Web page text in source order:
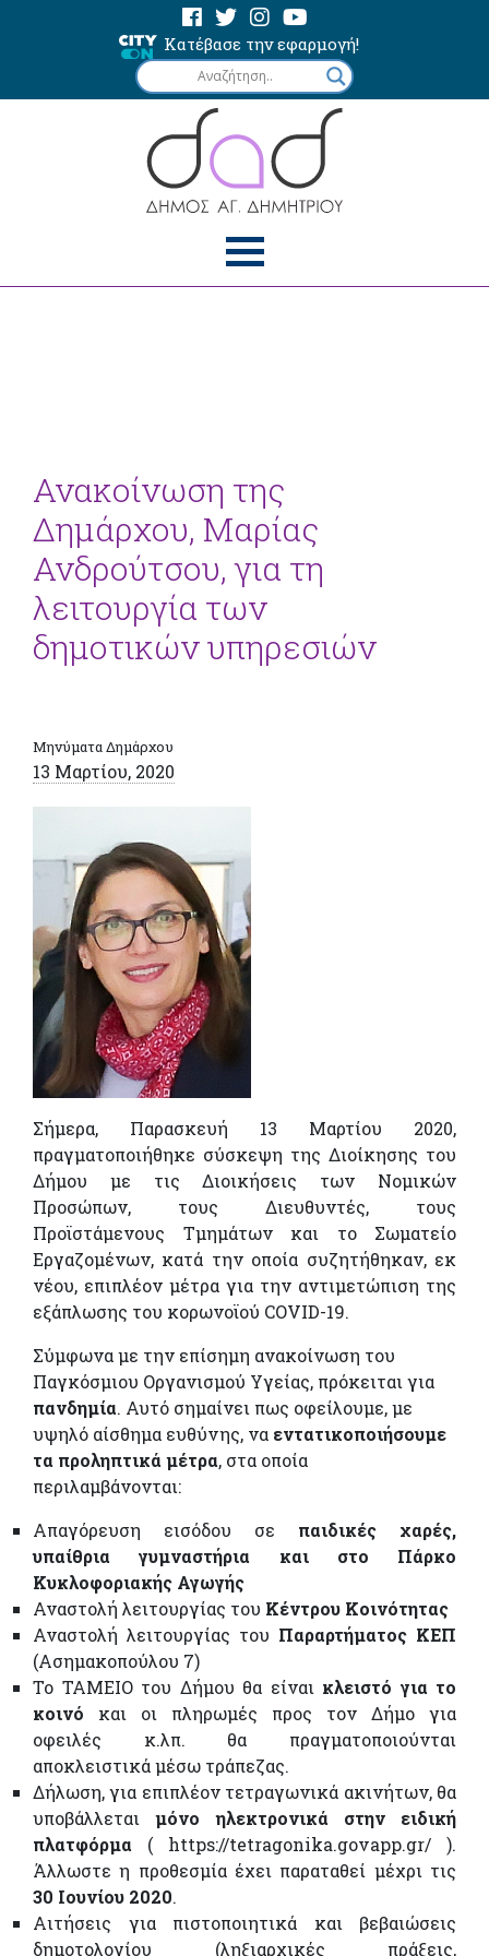
Κατέβασε την εφαρμογή!
Ανακοίνωση της
Δημάρχου, Μαρίας
Ανδρούτσου, για τη
λειτουργία των
δημοτικών υπηρεσιών
Μηνύματα Δημάρχου
13 Μαρτίου, 2020
Σήμερα, Παρασκευή 13 Μαρτίου 2020,
πραγματοποιήθηκε σύσκεψη της Διοίκησης του
Δήμου με τις Διοικήσεις των Νομικών
Προσώπων, τους Διευθυντές, τους
Προϊστάμενους Τμημάτων και το Σωματείο
Εργαζομένων, κατά την οποία συζητήθηκαν, εκ
νέου, επιπλέον μέτρα για την αντιμετώπιση της
εξάπλωσης του κορωνοϊού COVID-19.
Σύμφωνα με την επίσημη ανακοίνωση του
Παγκόσμιου Οργανισμού Υγείας, πρόκειται για
πανδημία. Αυτό σημαίνει πως οφείλουμε, με
υψηλό αίσθημα ευθύνης, να εντατικοποιήσουμε
τα προληπτικά μέτρα, στα οποία
περιλαμβάνονται:
Απαγόρευση εισόδου σε παιδικές χαρές,
υπαίθρια γυμναστήρια και στο Πάρκο
Κυκλοφοριακής Αγωγής
Αναστολή λειτουργίας του Κέντρου Κοινότητας
Αναστολή λειτουργίας του Παραρτήματος ΚΕΠ
(Ασημακοπούλου 7)
Το ΤΑΜΕΙΟ του Δήμου θα είναι κλειστό για το
κοινό και οι πληρωμές προς τον Δήμο για
οφειλές κ.λπ. θα πραγματοποιούνται
αποκλειστικά μέσω τράπεζας.
Δήλωση, για επιπλέον τετραγωνικά ακινήτων, θα
υποβάλλεταιμόνο ηλεκτρονικά στην ειδική
πλατφόρμα ( https://tetragonika.govapp.gr/ ).
Άλλωστε η προθεσμία έχει παραταθεί μέχρι τις
30 Ιουνίου 2020.
Αιτήσεις για πιστοποιητικά και βεβαιώσεις
δημοτολογίου (ληξιαρχικές πράξεις,